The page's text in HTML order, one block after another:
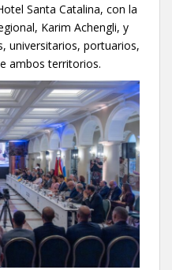
Santa Catalina, con la
Karim Achengli, y
universitarios, portuarios,
ambos territorios.